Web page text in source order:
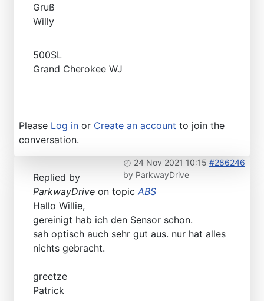
Gruß
Willy
500SL
Grand Cherokee WJ
Please Log in or Create an account to join the
conversation.
24 Nov 2021 10:15 #286246
by ParkwayDrive
Replied by
ParkwayDrive on topic ABS
Hallo Willie,
gereinigt hab ich den Sensor schon.
sah optisch auch sehr gut aus. nur hat alles
nichts gebracht.
greetze
Patrick